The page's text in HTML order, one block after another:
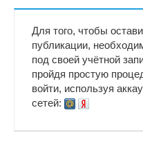
Для того, чтобы
публикации,
под своей учётной
пройдя простую
войти, используя
сетей: